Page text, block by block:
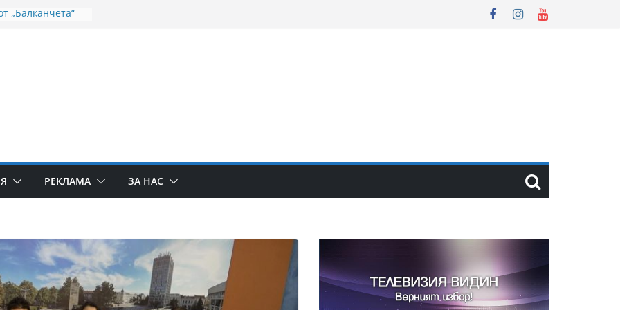
„Балканчета“
икона на
пристига
продължава
помощ
на Дунав не
с
РЕКЛАМА ЗА НАС